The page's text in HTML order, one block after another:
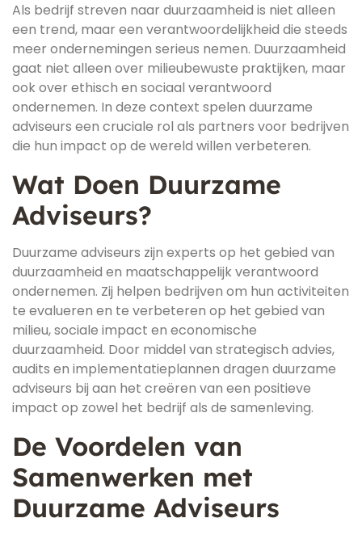
Als bedrijf streven naar duurzaamheid is niet alleen
een trend, maar een verantwoordelijkheid die steeds
meer ondernemingen serieus nemen. Duurzaamheid
gaat niet alleen over milieubewuste praktijken, maar
ook over ethisch en sociaal verantwoord
ondernemen. In deze context spelen duurzame
adviseurs een cruciale rol als partners voor bedrijven
die hun impact op de wereld willen verbeteren.
Wat Doen Duurzame
Adviseurs?
Duurzame adviseurs zijn experts op het gebied van
duurzaamheid en maatschappelijk verantwoord
ondernemen. Zij helpen bedrijven om hun activiteiten
te evalueren en te verbeteren op het gebied van
milieu, sociale impact en economische
duurzaamheid. Door middel van strategisch advies,
audits en implementatieplannen dragen duurzame
adviseurs bij aan het creëren van een positieve
impact op zowel het bedrijf als de samenleving.
De Voordelen van
Samenwerken met
Duurzame Adviseurs